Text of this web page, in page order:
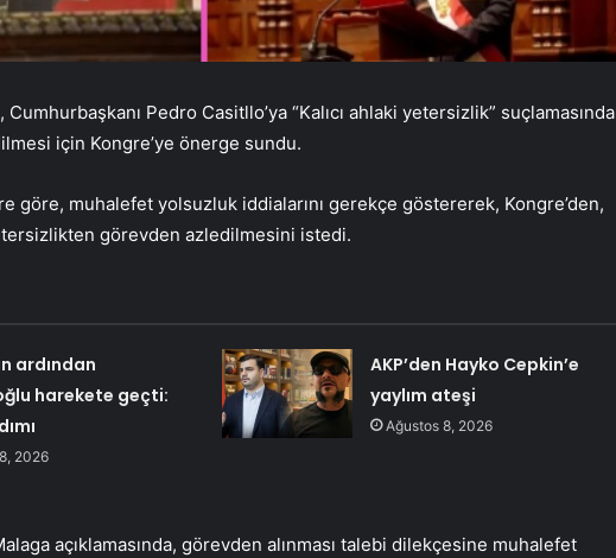
Pedro Casitllo’ya “Kalıcı ahlaki yetersizlik” suçlamasında
için Kongre’ye önerge sundu.
göre, muhalefet yolsuzluk iddialarını gerekçe göstererek, Kongre’den,
görevden azledilmesini istedi.
ardından
harekete geçti:
2026
AKP’den Hayko Cepkin’e
yaylım ateşi
Ağustos 8, 2026
açıklamasında, görevden alınması talebi dilekçesine muhalefet